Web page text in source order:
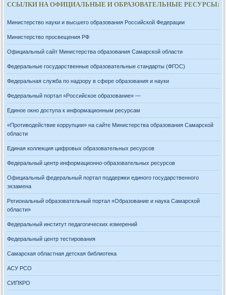
ССЫЛКИ НА ОФИЦИАЛЬНЫЕ И ОБРАЗОВАТЕЛЬНЫЕ РЕСУРСЫ:
Министерство науки и высшего образования Российской Федерации
Министерство просвещения РФ
Официальный сайт Министерства образования Самарской области
Федеральные государственные образовательные стандарты (ФГОС)
Федеральная служба по надзору в сфере образования и науки
Федеральный портал «Российское образование» —
Единое окно доступа к информационным ресурсам
«Противодействие коррупции» на сайте Министерства образования Самарской
области
Единая коллекция цифровых образовательных ресурсов
Федеральный центр информационно-образовательных ресурсов
Официальный федеральный портал поддержки единого государственного
экзамена
Региональный образовательный портал «Образование и наука Самарской
области»
Федеральный институт педагогических измерений
Федеральный центр тестирования
Самарская областная детская библиотека
АСУ РСО
СИПКРО